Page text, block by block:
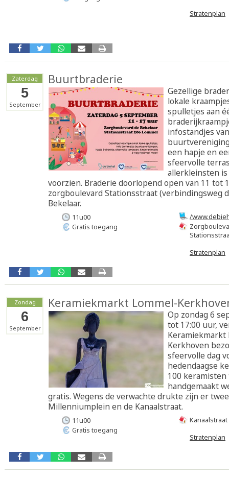
Stratenplan
Zaterdag
5
September
Buurtbraderie
Gezellige
lokale
spulletjes aan
infostandjes
een hapje en
sfeervolle
allerkleinsten
voorzien. Braderie doorlopend open van 11 tot
zorgboulevard Stationsstraat (verbindingsweg
Bekelaar.
/
41
Stratenplan
11u00
Gratis toegang
Zondag
6
September
Keramiekmarkt Lommel-
Op zondag 6
tot 17:00 uur,
Keramiekmarkt
Kerkhoven
sfeervolle dag
hedendaagse
100
handgemaakt
gratis. Wegens de verwachte drukte zijn er
Millenniumplein en de Kanaalstraat.
Kanaalstraat
Stratenplan
11u00
Gratis toegang